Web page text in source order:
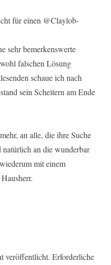
für einen @Claylob-
sehr bemerkenswerte
falschen Lösung
schaue ich nach
sein Scheitern am Ende
an alle, die ihre Suche
natürlich an die wunderbar
mit einem
veröffentlicht. Erforderliche